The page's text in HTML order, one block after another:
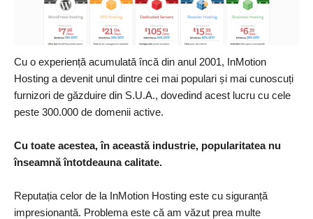
Cu o experiență acumulată încă din anul 2001, InMotion
Hosting a devenit unul dintre cei mai populari și mai cunoscuți
furnizori de găzduire din S.U.A., dovedind acest lucru cu cele
peste 300.000 de domenii active.
Cu toate acestea, în această industrie, popularitatea nu
înseamnă întotdeauna calitate.
Reputația celor de la InMotion Hosting este cu siguranță
impresionantă. Problema este că am văzut prea multe